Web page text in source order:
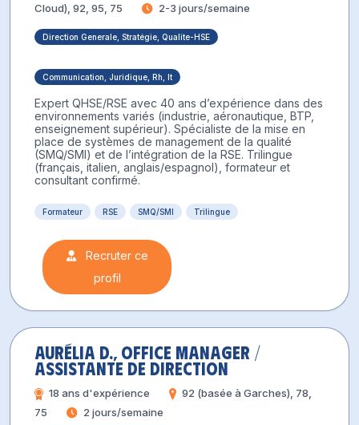
Cloud), 92, 95, 75
2-3 jours/semaine
Direction Generale, Stratégie, Qualite-HSE
Communication, Juridique, Rh, It
Expert QHSE/RSE avec 40 ans d’expérience dans des
environnements variés (industrie, aéronautique, BTP,
enseignement supérieur). Spécialiste de la mise en
place de systèmes de management de la qualité
(SMQ/SMI) et de l’intégration de la RSE. Trilingue
(français, italien, anglais/espagnol), formateur et
consultant confirmé.
Formateur RSE SMQ/SMI Trilingue
Recruter ce
profil
Aurélia D., Office Manager /
Assistante de Direction
18 ans d'expérience
92 (basée à Garches), 78,
75
2 jours/semaine